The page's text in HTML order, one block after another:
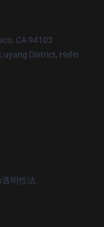
CA 94103
District, Hefei
明性法